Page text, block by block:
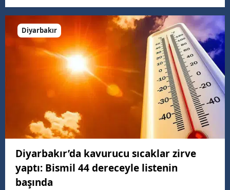
Diyarbakır
Diyarbakır’da kavurucu sıcaklar zirve
yaptı: Bismil 44 dereceyle listenin
başında